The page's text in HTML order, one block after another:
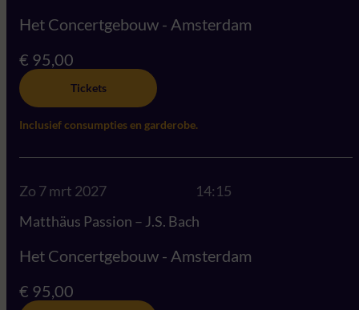
Het Concertgebouw - Amsterdam
€ 95,00
Tickets
Inclusief consumpties en garderobe.
Zo 7 mrt 2027
14:15
Matthäus Passion – J.S. Bach
Het Concertgebouw - Amsterdam
€ 95,00